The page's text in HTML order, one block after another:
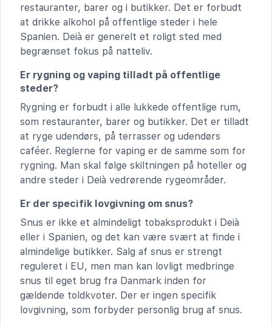
restauranter, barer og i butikker. Det er forbudt
at drikke alkohol på offentlige steder i hele
Spanien. Deià er generelt et roligt sted med
begrænset fokus på natteliv.
Er rygning og vaping tilladt på offentlige
steder?
Rygning er forbudt i alle lukkede offentlige rum,
som restauranter, barer og butikker. Det er tilladt
at ryge udendørs, på terrasser og udendørs
caféer. Reglerne for vaping er de samme som for
rygning. Man skal følge skiltningen på hoteller og
andre steder i Deià vedrørende rygeområder.
Er der specifik lovgivning om snus?
Snus er ikke et almindeligt tobaksprodukt i Deià
eller i Spanien, og det kan være svært at finde i
almindelige butikker. Salg af snus er strengt
reguleret i EU, men man kan lovligt medbringe
snus til eget brug fra Danmark inden for
gældende toldkvoter. Der er ingen specifik
lovgivning, som forbyder personlig brug af snus.